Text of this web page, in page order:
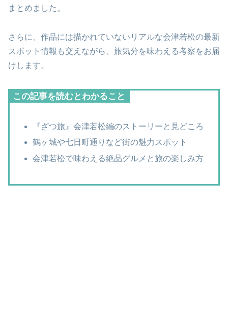
まとめました。
さらに、作品には描かれていないリアルな会津若松の最新
スポット情報も交えながら、旅気分を味わえる考察をお届
けします。
この記事を読むとわかること
『ざつ旅』会津若松編のストーリーと見どころ
鶴ヶ城や七日町通りなど街の魅力スポット
会津若松で味わえる絶品グルメと旅の楽しみ方